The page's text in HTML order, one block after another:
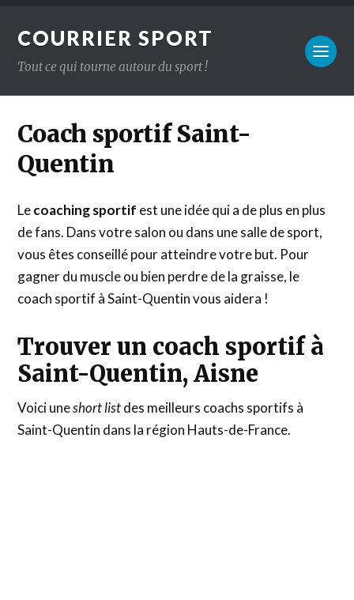
COURRIER SPORT
Tout ce qui tourne autour du sport !
Coach sportif Saint-
Quentin
Lecoaching sportif est une idée qui a de plus en plus
de fans. Dans votre salon ou dans une salle de sport,
vous êtes conseillé pour atteindre votre but. Pour
gagner du muscle ou bien perdre de la graisse, le
coach sportif à Saint-Quentin vous aidera !
Trouver un coach sportif à
Saint-Quentin, Aisne
Voici uneshort listdes meilleurs coachs sportifs à
Saint-Quentin dans la région Hauts-de-France.